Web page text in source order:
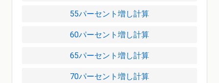
55パーセント増し計算
60パーセント増し計算
65パーセント増し計算
70パーセント増し計算